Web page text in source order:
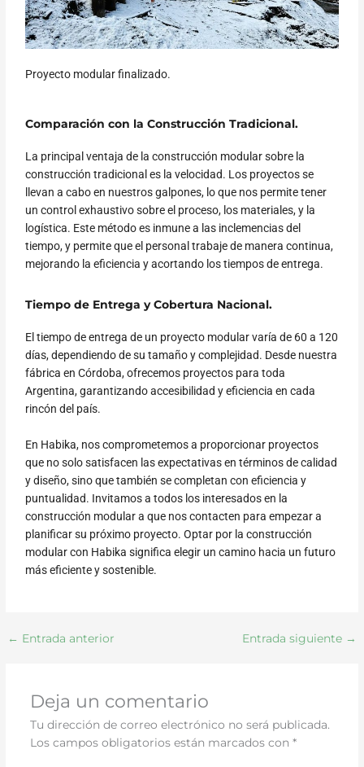
Proyecto modular finalizado.
Comparación con la Construcción Tradicional.
La principal ventaja de la construcción modular sobre la
construcción tradicional es la velocidad. Los proyectos se
llevan a cabo en nuestros galpones, lo que nos permite tener
un control exhaustivo sobre el proceso, los materiales, y la
logística. Este método es inmune a las inclemencias del
tiempo, y permite que el personal trabaje de manera continua,
mejorando la eficiencia y acortando los tiempos de entrega.
Tiempo de Entrega y Cobertura Nacional.
El tiempo de entrega de un proyecto modular varía de 60 a 120
días, dependiendo de su tamaño y complejidad. Desde nuestra
fábrica en Córdoba, ofrecemos proyectos para toda
Argentina, garantizando accesibilidad y eficiencia en cada
rincón del país.
En Habika, nos comprometemos a proporcionar proyectos
que no solo satisfacen las expectativas en términos de calidad
y diseño, sino que también se completan con eficiencia y
puntualidad. Invitamos a todos los interesados en la
construcción modular a que nos contacten para empezar a
planificar su próximo proyecto. Optar por la construcción
modular con Habika significa elegir un camino hacia un futuro
más eficiente y sostenible.
← Entrada anterior Entrada siguiente →
Deja un comentario
Tu dirección de correo electrónico no será publicada.
Los campos obligatorios están marcados con *